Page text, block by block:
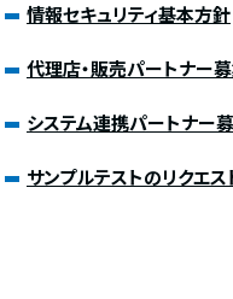
情報セキュリティ基本方針
代理店・販売パートナー
システム連携パートナー
サンプルテストのリクエ